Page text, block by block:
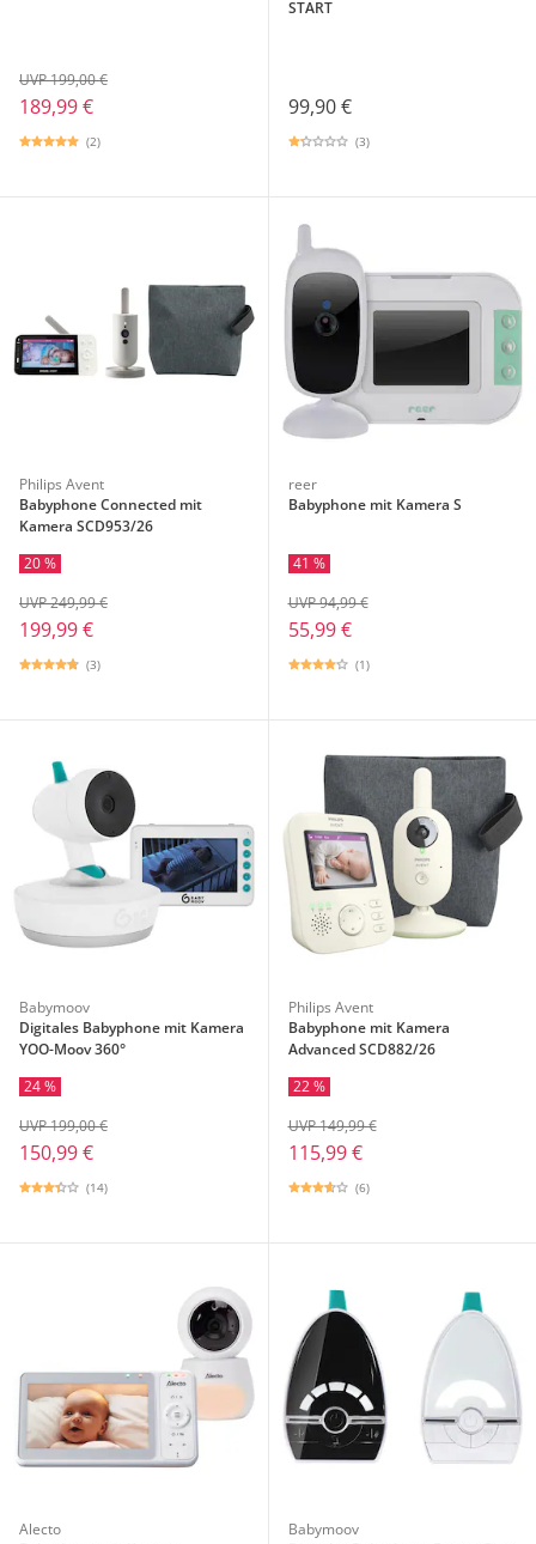
189,99 €
UVP 199,00 €
(2)
START
99,90 €
(3)
Philips Avent
Babyphone Connected mit
Kamera SCD953/26
20 %
199,99 €
UVP 249,99 €
(3)
reer
Babyphone mit Kamera S
41 %
55,99 €
UVP 94,99 €
(1)
Babymoov
Digitales Babyphone mit Kamera
YOO-Moov 360°
24 %
150,99 €
UVP 199,00 €
(14)
Philips Avent
Babyphone mit Kamera
Advanced SCD882/26
22 %
115,99 €
UVP 149,99 €
(6)
Alecto
Babymoov